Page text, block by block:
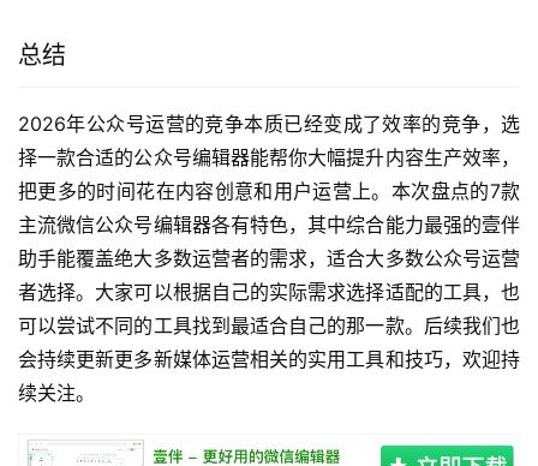
总结
2026年公众号运营的竞争本质已经变成了效率的竞争，选
择一款合适的公众号编辑器能帮你大幅提升内容生产效率，
把更多的时间花在内容创意和用户运营上。本次盘点的7款
主流微信公众号编辑器各有特色，其中综合能力最强的壹伴
助手能覆盖绝大多数运营者的需求，适合大多数公众号运营
者选择。大家可以根据自己的实际需求选择适配的工具，也
可以尝试不同的工具找到最适合自己的那一款。后续我们也
会持续更新更多新媒体运营相关的实用工具和技巧，欢迎持
续关注。